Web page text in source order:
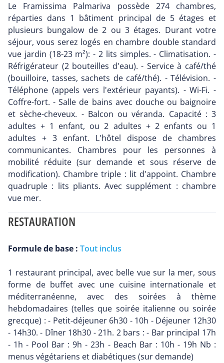
Le Framissima Palmariva possède 274 chambres,
réparties dans 1 bâtiment principal de 5 étages et
plusieurs bungalow de 2 ou 3 étages. Durant votre
séjour, vous serez logés en chambre double standard
vue jardin (18-23 m²): - 2 lits simples. - Climatisation. -
Réfrigérateur (2 bouteilles d'eau). - Service à café/thé
(bouilloire, tasses, sachets de café/thé). - Télévision. -
Téléphone (appels vers l'extérieur payants). - Wi-Fi. -
Coffre-fort. - Salle de bains avec douche ou baignoire
et sèche-cheveux. - Balcon ou véranda. Capacité : 3
adultes + 1 enfant, ou 2 adultes + 2 enfants ou 1
adultes + 3 enfant. L'hôtel dispose de chambres
communicantes. Chambres pour les personnes à
mobilité réduite (sur demande et sous réserve de
modification). Chambre triple : lit d'appoint. Chambre
quadruple : lits pliants. Avec supplément : chambre
vue mer.
RESTAURATION
Formule de base : Tout inclus
1 restaurant principal, avec belle vue sur la mer, sous
forme de buffet avec une cuisine internationale et
méditerranéenne, avec des soirées à thème
hebdomadaires (telles que soirée italienne ou soirée
grecque) : - Petit-déjeuner 6h30 - 10h - Déjeuner 12h30
- 14h30. - Dîner 18h30 - 21h. 2 bars : - Bar principal 17h
- 1h - Pool Bar : 9h - 23h - Beach Bar : 10h - 19h Nb :
menus végétariens et diabétiques (sur demande)